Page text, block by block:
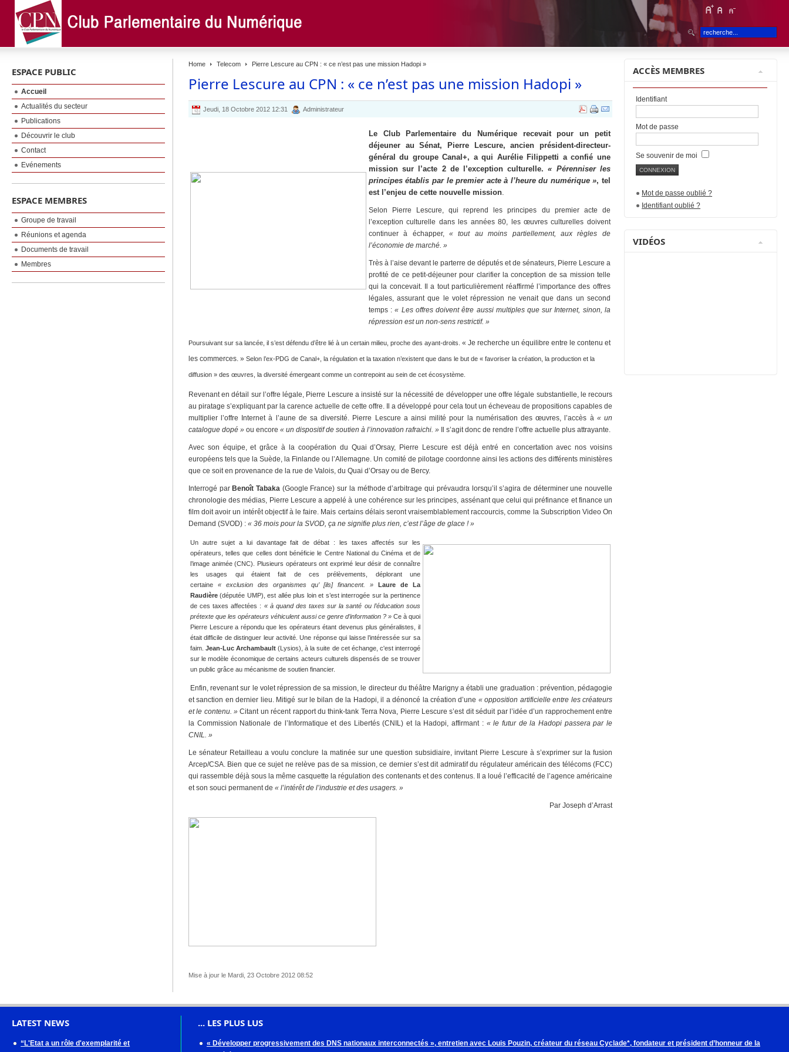
Home Telecom Pierre Lescure au CPN : « ce n’est pas une mission Hadopi »
Pierre Lescure au CPN : « ce n’est pas une mission Hadopi »
Jeudi, 18 Octobre 2012 12:31 Administrateur
Le Club Parlementaire du Numérique recevait pour un petit
déjeuner au Sénat, Pierre Lescure, ancien président-directeur-
général du groupe Canal+, a qui Aurélie Filippetti a confié une
mission sur l’acte 2 de l’exception culturelle.« Pérenniser les
principes établis par le premier acte à l’heure du numérique », tel
est l’enjeu de cette nouvelle mission.
Selon Pierre Lescure, qui reprend les principes du premier acte de
l’exception culturelle dans les années 80, les œuvres culturelles doivent
continuer à échapper,« tout au moins partiellement, aux règles de
l’économie de marché. »
Très à l’aise devant le parterre de députés et de sénateurs, Pierre Lescure a
profité de ce petit-déjeuner pour clarifier la conception de sa mission telle
qui la concevait. Il a tout particulièrement réaffirmé l’importance des offres
légales, assurant que le volet répression ne venait que dans un second
temps :« Les offres doivent être aussi multiples que sur Internet, sinon, la
répression est un non-sens restrictif. »
Poursuivant sur sa lancée, il s’est défendu d’être lié à un certain milieu, proche des ayant-droits. « Je recherche un équilibre entre le contenu et
les commerces. »Selon l’ex-PDG de Canal+, la régulation et la taxation n’existent que dans le but de « favoriser la création, la production et la
diffusion »des œuvres, la diversité émergeant comme un contrepoint au sein de cet écosystème.
Revenant en détail sur l’offre légale, Pierre Lescure a insisté sur la nécessité de développer une offre légale substantielle, le recours
au piratage s’expliquant par la carence actuelle de cette offre. Il a développé pour cela tout un écheveau de propositions capables de
multiplier l’offre Internet à l’aune de sa diversité. Pierre Lescure a ainsi milité pour la numérisation des œuvres, l’accès à « un
catalogue dopé »ou encore « un dispositif de soutien à l’innovation rafraichi. » Il s’agit donc de rendre l’offre actuelle plus attrayante.
Avec son équipe, et grâce à la coopération du Quai d’Orsay, Pierre Lescure est déjà entré en concertation avec nos voisins
européens tels que la Suède, la Finlande ou l’Allemagne. Un comité de pilotage coordonne ainsi les actions des différents ministères
que ce soit en provenance de la rue de Valois, du Quai d’Orsay ou de Bercy.
Interrogé par Benoît Tabaka (Google France) sur la méthode d’arbitrage qui prévaudra lorsqu’il s’agira de déterminer une nouvelle
chronologie des médias, Pierre Lescure a appelé à une cohérence sur les principes, assénant que celui qui préfinance et finance un
film doit avoir un intérêt objectif à le faire. Mais certains délais seront vraisemblablement raccourcis, comme la Subscription Video On
Demand (SVOD) : « 36 mois pour la SVOD, ça ne signifie plus rien, c’est l’âge de glace ! »
Un autre sujet a lui davantage fait de débat : les taxes affectés sur les
opérateurs, telles que celles dont bénéficie le Centre National du Cinéma et de
l’image animée (CNC). Plusieurs opérateurs ont exprimé leur désir de connaître
les usages qui étaient fait de ces prélèvements, déplorant une
certaine « exclusion des organismes qu’ [ils] financent. » Laure de La
Raudière(députée UMP), est allée plus loin et s’est interrogée sur la pertinence
de ces taxes affectées : « à quand des taxes sur la santé ou l’éducation sous
prétexte que les opérateurs véhiculent aussi ce genre d’information ? »Ce à quoi
Pierre Lescure a répondu que les opérateurs étant devenus plus généralistes, il
était difficile de distinguer leur activité. Une réponse qui laisse l’intéressée sur sa
faim. Jean-Luc Archambault (Lysios), à la suite de cet échange, c'est interrogé
sur le modèle économique de certains acteurs culturels dispensés de se trouver
un public grâce au mécanisme de soutien financier.
Enfin, revenant sur le volet répression de sa mission, le directeur du théâtre Marigny a établi une graduation : prévention, pédagogie
et sanction en dernier lieu. Mitigé sur le bilan de la Hadopi, il a dénoncé la création d’une « opposition artificielle entre les créateurs
et le contenu. » Citant un récent rapport du think-tank Terra Nova, Pierre Lescure s’est dit séduit par l’idée d’un rapprochement entre
la Commission Nationale de l’Informatique et des Libertés (CNIL) et la Hadopi, affirmant : « le futur de la Hadopi passera par le
CNIL. »
Le sénateur Retailleau a voulu conclure la matinée sur une question subsidiaire, invitant Pierre Lescure à s’exprimer sur la fusion
Arcep/CSA. Bien que ce sujet ne relève pas de sa mission, ce dernier s’est dit admiratif du régulateur américain des télécoms (FCC)
qui rassemble déjà sous la même casquette la régulation des contenants et des contenus. Il a loué l’efficacité de l’agence américaine
et son souci permanent de « l’intérêt de l’industrie et des usagers. »
Par Joseph d’Arrast
Mise à jour le Mardi, 23 Octobre 2012 08:52
ESPACE PUBLIC
Accueil
Actualités du secteur
Publications
Découvrir le club
Contact
Evénements
ESPACE MEMBRES
Groupe de travail
Réunions et agenda
Documents de travail
Membres
ACCÈS MEMBRES
Identifiant
Mot de passe
Se souvenir de moi
Mot de passe oublié ?
Identifiant oublié ?
VIDÉOS
LATEST NEWS
“L'Etat a un rôle d'exemplarité et
... LES PLUS LUS
« Développer progressivement des DNS nationaux interconnectés », entretien avec Louis Pouzin, créateur du réseau Cyclade*, fondateur et président d’honneur de la